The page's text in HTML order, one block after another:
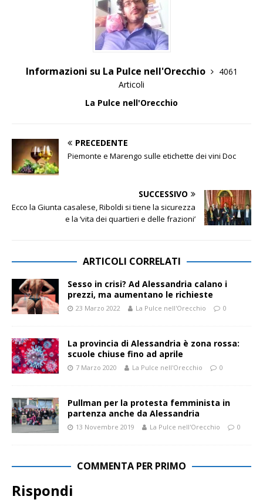
Informazioni su La Pulce nell'Orecchio
4061
Articoli
La Pulce nell'Orecchio
PRECEDENTE
Piemonte e Marengo sulle etichette dei vini Doc
SUCCESSIVO
Ecco la Giunta casalese, Riboldi si tiene la sicurezza
e la ‘vita dei quartieri e delle frazioni’
ARTICOLI CORRELATI
Sesso in crisi? Ad Alessandria calano i
prezzi, ma aumentano le richieste
23 Marzo 2022 La Pulce nell'Orecchio 0
La provincia di Alessandria è zona rossa:
scuole chiuse fino ad aprile
7 Marzo 2020 La Pulce nell'Orecchio 0
Pullman per la protesta femminista in
partenza anche da Alessandria
13 Novembre 2019 La Pulce nell'Orecchio 0
COMMENTA PER PRIMO
Rispondi